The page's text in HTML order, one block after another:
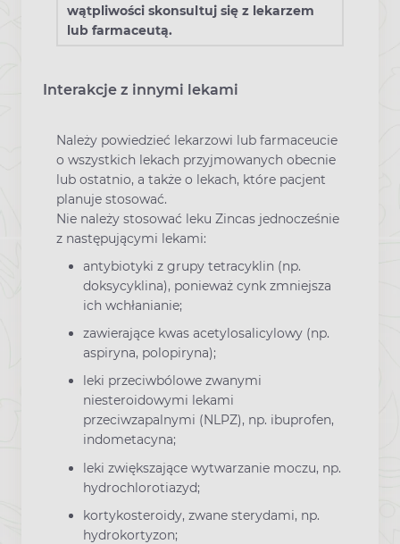
wątpliwości skonsultuj się z lekarzem
lub farmaceutą.
Interakcje z innymi lekami
Należy powiedzieć lekarzowi lub farmaceucie
o wszystkich lekach przyjmowanych obecnie
lub ostatnio, a także o lekach, które pacjent
planuje stosować.
Nie należy stosować leku Zincas jednocześnie
z następującymi lekami:
antybiotyki z grupy tetracyklin (np.
doksycyklina), ponieważ cynk zmniejsza
ich wchłanianie;
zawierające kwas acetylosalicylowy (np.
aspiryna, polopiryna);
leki przeciwbólowe zwanymi
niesteroidowymi lekami
przeciwzapalnymi (NLPZ), np. ibuprofen,
indometacyna;
leki zwiększające wytwarzanie moczu, np.
hydrochlorotiazyd;
kortykosteroidy, zwane sterydami, np.
hydrokortyzon;